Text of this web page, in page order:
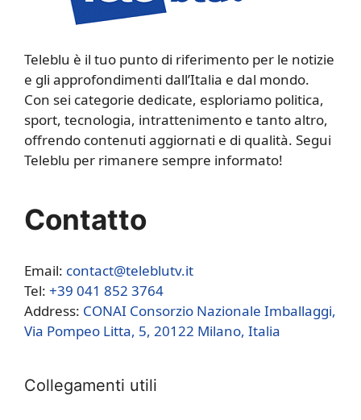
Teleblu è il tuo punto di riferimento per le notizie
e gli approfondimenti dall’Italia e dal mondo.
Con sei categorie dedicate, esploriamo politica,
sport, tecnologia, intrattenimento e tanto altro,
offrendo contenuti aggiornati e di qualità. Segui
Teleblu per rimanere sempre informato!
Contatto
Email: contact@teleblutv.it
Tel: +39 041 852 3764
Address: CONAI Consorzio Nazionale Imballaggi,
Via Pompeo Litta, 5, 20122 Milano, Italia
Collegamenti utili